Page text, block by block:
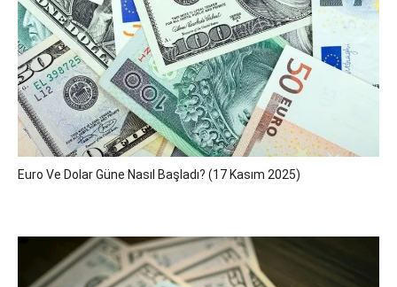
Euro Ve Dolar Güne Nasıl Başladı? (17 Kasım 2025)